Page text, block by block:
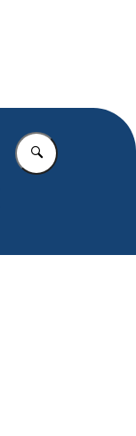
Vul in wat u